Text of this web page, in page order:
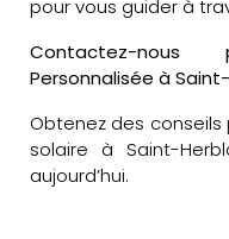
pour vous guider à
Contactez-
Personnalisée à
Obtenez des
solaire à Saint-
aujourd’hui.